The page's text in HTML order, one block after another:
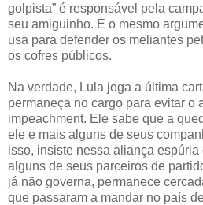
golpista” é responsável pela
seu amiguinho. É o mesmo
usa para defender os meliantes
os cofres públicos.
Na verdade, Lula joga a última
permaneça no cargo para evitar o
impeachment. Ele sabe que a
ele e mais alguns de seus
isso, insiste nessa aliança
alguns de seus parceiros de
já não governa, permanece
que passaram a mandar no país